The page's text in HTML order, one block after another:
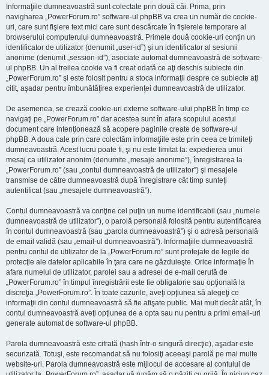
Informaţiile dumneavoastră sunt colectate prin două căi. Prima, prin
navigharea „PowerForum.ro” software-ul phpBB va crea un număr de cookie-
uri, care sunt fişiere text mici care sunt descărcate în fişierele temporare al
browserului computerului dumneavoastră. Primele două cookie-uri conţin un
identificator de utilizator (denumit „user-id”) şi un identificator al sesiunii
anonime (denumit „session-id”), asociate automat dumneavoastră de software-
ul phpBB. Un al treilea cookie va fi creat odată ce aţi deschis subiecte din
„PowerForum.ro” şi este folosit pentru a stoca informaţii despre ce subiecte aţi
citit, aşadar pentru îmbunătăţirea experienţei dumneavoastră de utilizator.
De asemenea, se crează cookie-uri externe software-ului phpBB în timp ce
navigaţi pe „PowerForum.ro” dar acestea sunt în afara scopului acestui
document care intenţionează să acopere paginile create de software-ul
phpBB. A doua cale prin care colectăm informaţiile este prin ceea ce trimiteţi
dumneavoastră. Acest lucru poate fi, şi nu este limitat la: expedierea unui
mesaj ca utilizator anonim (denumite „mesaje anonime”), înregistrarea la
„PowerForum.ro” (sau „contul dumneavoastră de utilizator”) şi mesajele
transmise de către dumneavoastră după înregistrare cât timp sunteţi
autentificat (sau „mesajele dumneavoastră”).
Contul dumneavoastră va conţine cel puţin un nume identificabil (sau „numele
dumneavoastră de utilizator”), o parolă personală folosită pentru autentificarea
în contul dumneavoastră (sau „parola dumneavoastră”) şi o adresă personală
de email validă (sau „email-ul dumneavoastră”). Informaţiile dumneavoastră
pentru contul de utilizator de la „PowerForum.ro” sunt protejate de legile de
protecţie ale datelor aplicabile în ţara care ne găzduieşte. Orice informaţie în
afara numelui de utilizator, parolei sau a adresei de e-mail cerută de
„PowerForum.ro” în timpul înregistrării este fie obligatorie sau opţională la
discreţia „PowerForum.ro”. În toate cazurile, aveţi opţiunea să alegeţi ce
informaţii din contul dumneavoastră să fie afişate public. Mai mult decât atât, în
contul dumneavoastră aveţi opţiunea de a opta sau nu pentru a primi email-uri
generate automat de software-ul phpBB.
Parola dumneavoastră este cifrată (hash într-o singură direcţie), aşadar este
securizată. Totuşi, este recomandat să nu folosiţi aceeaşi parolă pe mai multe
website-uri. Parola dumneavoastră este mijlocul de accesare al contului de